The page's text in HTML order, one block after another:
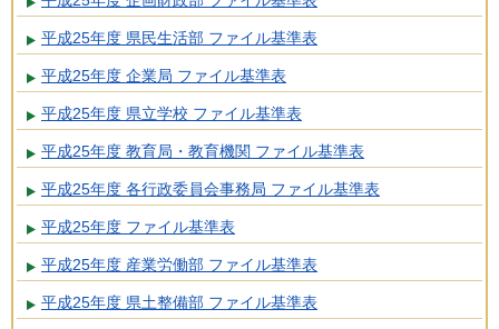
平成25年度 県民生活部 ファイル基準表
平成25年度 企業局 ファイル基準表
平成25年度 県立学校 ファイル基準表
平成25年度 教育局・教育機関 ファイル基準表
平成25年度 各行政委員会事務局 ファイル基準表
平成25年度 ファイル基準表
平成25年度 産業労働部 ファイル基準表
平成25年度 県土整備部 ファイル基準表